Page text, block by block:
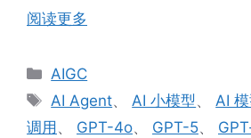
阅读更多
分
类
AIGC
标
签
AI Agent、AI 小模型、AI
调用 、 GPT-4o、 GPT-5、